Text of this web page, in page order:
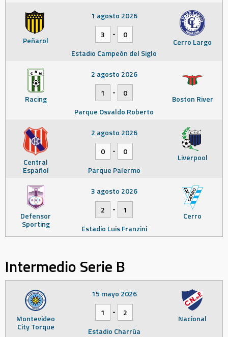
Peñarol Cerro Largo
1 agosto 2026
3
-
0
Estadio Campeón del Siglo
Racing Boston River
2 agosto 2026
1
-
0
Parque Osvaldo Roberto
Central
Español
Liverpool
2 agosto 2026
0
-
0
Parque Palermo
Defensor
Sporting
Cerro
3 agosto 2026
2
-
1
Estadio Luis Franzini
Intermedio Serie B
Montevideo
City Torque
Nacional
15 mayo 2026
1
-
2
Estadio Charrúa